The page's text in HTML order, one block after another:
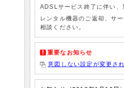
ADSLサービス終了に伴い、
レンタル機器のご返却、サ
相談ください。
重要なお知らせ
意図しない設定が変更さ